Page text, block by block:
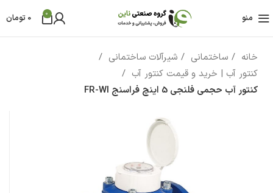
منو 0
0 تومان
خانه ساختمانی
شیرآلات ساختمانی
کنتور آب | خرید و قیمت کنتور آب
کنتور آب حجمی فلنجی 5 اینچ فراسنج FR-WI